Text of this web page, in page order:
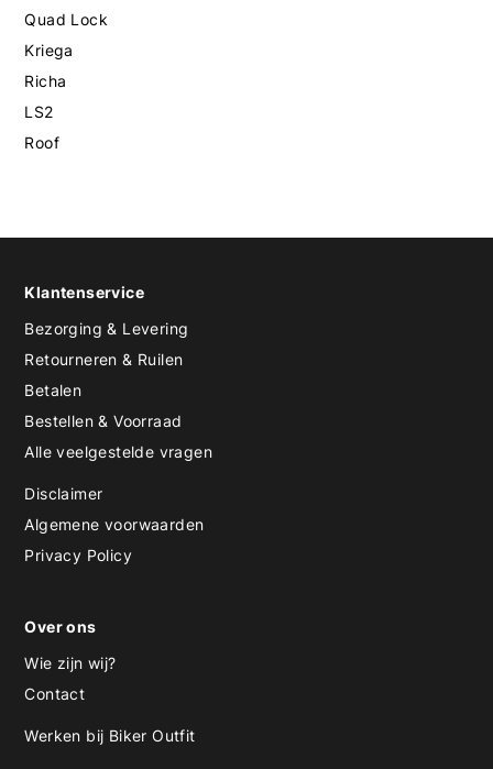
Quad Lock
Kriega
Richa
LS2
Roof
Klantenservice
Bezorging & Levering
Retourneren & Ruilen
Betalen
Bestellen & Voorraad
Alle veelgestelde vragen
Disclaimer
Algemene voorwaarden
Privacy Policy
Over ons
Wie zijn wij?
Contact
Werken bij Biker Outfit